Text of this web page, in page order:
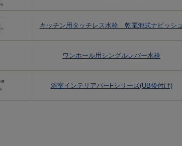
キッチン用タッチレス水栓 乾電池式ナビッシ
ワンホール用シングルレバー水栓
浴室インテリアバーFシリーズ(UB後付け)